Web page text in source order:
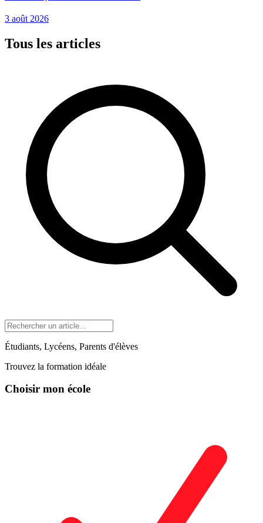
3 août 2026
Tous les articles
Étudiants, Lycéens, Parents d'élèves
Trouvez la formation idéale
Choisir mon école